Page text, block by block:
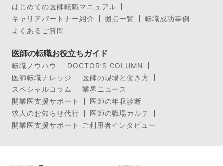
はじめての医師転職マニュアル
キャリアパートナー紹介
拠点一覧
転職成功事例
よくあるご質問
医師の転職お役立ちガイド
転職ノウハウ
DOCTOR’S COLUMN
医師転職ナレッジ
医師の現場と働き方
スペシャルコラム
業界ニュース
開業医支援サポート
医師の年収診断
求人のお知らせ代行
医師の職場カルテ
開業医支援サポート ご利用者インタビュー